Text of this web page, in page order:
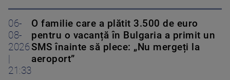
06-
08-
2026
|
21:33
O familie care a plătit 3.500 de euro
pentru o vacanță în Bulgaria a primit un
SMS înainte să plece: „Nu mergeți la
aeroport”